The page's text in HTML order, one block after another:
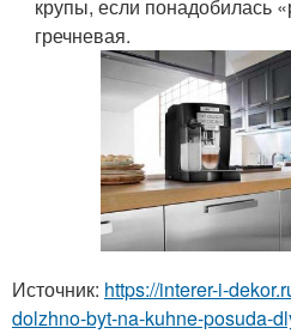
крупы, если понадобилась
гречневая.
Источник: https://interer-i-
dolzhno-byt-na-kuhne-posuda-